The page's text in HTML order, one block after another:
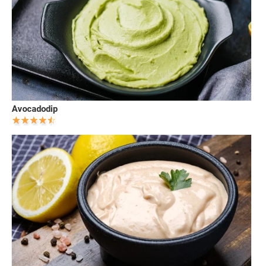
Avocadodip